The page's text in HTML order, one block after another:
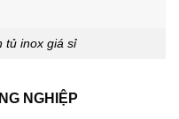
tủ inox giá sỉ
NGHIỆP